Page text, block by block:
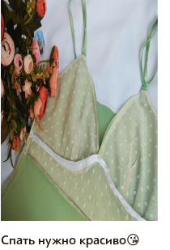
Спать нужно красиво😘